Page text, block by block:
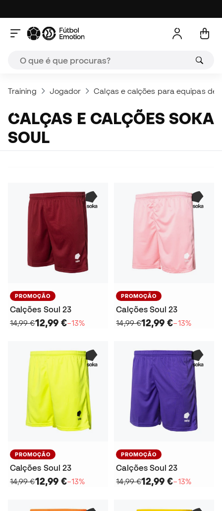
Training Jogador Calças e calções para equipas de
CALÇAS E CALÇÕES SOKA
SOUL
PROMOÇÃO
Calções Soul 23
14,99 €12,99 €−13%
PROMOÇÃO
Calções Soul 23
14,99 €12,99 €−13%
PROMOÇÃO
Calções Soul 23
14,99 €12,99 €−13%
PROMOÇÃO
Calções Soul 23
14,99 €12,99 €−13%